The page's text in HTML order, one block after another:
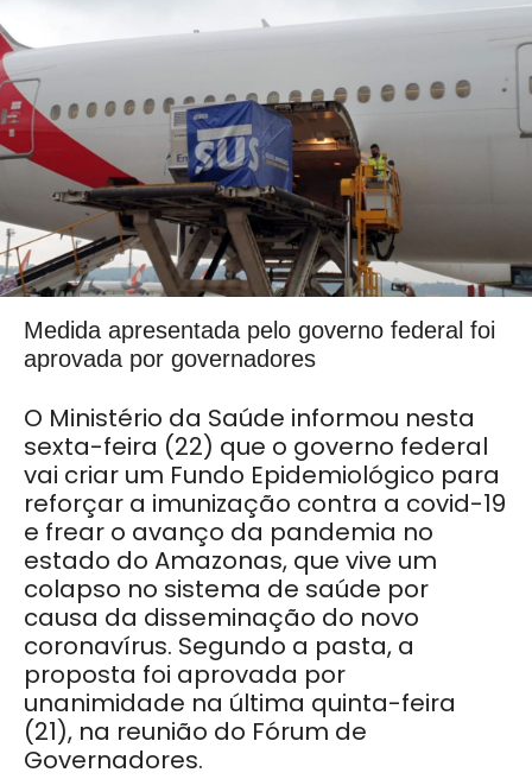
Medida apresentada pelo governo federal foi
aprovada por governadores
O Ministério da Saúde informou nesta
sexta-feira (22) que o governo federal
vai criar um Fundo Epidemiológico para
reforçar a imunização contra a covid-19
e frear o avanço da pandemia no
estado do Amazonas, que vive um
colapso no sistema de saúde por
causa da disseminação do novo
coronavírus. Segundo a pasta, a
proposta foi aprovada por
unanimidade na última quinta-feira
(21), na reunião do Fórum de
Governadores.